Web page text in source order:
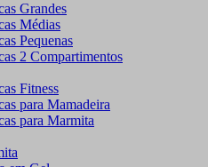
Grandes
Médias
Pequenas
2 Compartimentos
Fitness
para Mamadeira
para Marmita